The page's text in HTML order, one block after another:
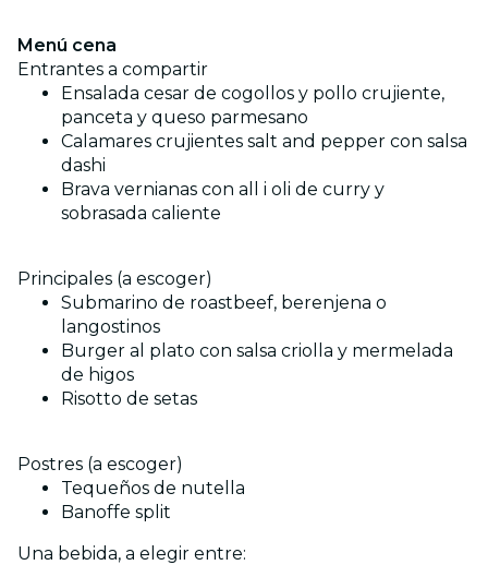
Menú cena
Entrantes a compartir
Ensalada cesar de cogollos y pollo crujiente,
panceta y queso parmesano
Calamares crujientes salt and pepper con salsa
dashi
Brava vernianas con all i oli de curry y
sobrasada caliente
Principales (a escoger)
Submarino de roastbeef, berenjena o
langostinos
Burger al plato con salsa criolla y mermelada
de higos
Risotto de setas
Postres (a escoger)
Tequeños de nutella
Banoffe split
Una bebida, a elegir entre: